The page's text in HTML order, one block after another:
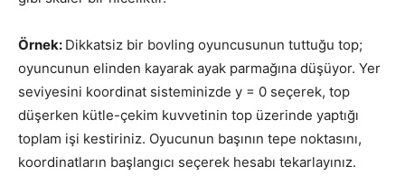
Örnek: Dikkatsiz bir bovling oyuncusunun tuttuğu top;
oyuncunun elinden kayarak ayak parmağına düşüyor. Yer
seviyesini koordinat sisteminizde y = 0 seçerek, top
düşerken kütle-çekim kuvvetinin top üzerinde yaptığı
toplam işi kestiriniz. Oyucunun başının tepe noktasını,
koordinatların başlangıcı seçerek hesabı tekarlayınız.